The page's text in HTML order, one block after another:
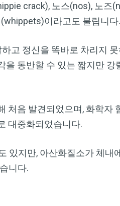
crack), 노스(nos), 노즈
이라고도 불립니다.
고 정신을 똑바로 차리지
동반할 수 있는 짧지만 강
처음 발견되었으며, 화학자
대중화되었습니다.
있지만, 아산화질소가 체내
니다.
×